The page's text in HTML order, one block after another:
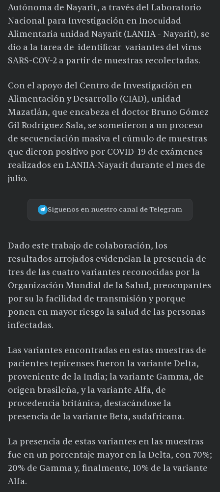
Autónoma de Nayarit, a través del Laboratorio
Nacional para Investigación en Inocuidad
Alimentaria unidad Nayarit (LANIIA - Nayarit), se
dio a la tarea de identificar variantes del virus
SARS-COV-2 a partir de muestras recolectadas.
Con el apoyo del Centro de Investigación en
Alimentación y Desarrollo (CIAD), unidad
Mazatlán, que encabeza el doctor Bruno Gómez
Gil Rodríguez Sala, se sometieron a un proceso
de secuenciación masiva el cúmulo de muestras
que dieron positivo por COVID-19 de exámenes
realizados en LANIIA-Nayarit durante el mes de
julio.
Síguenos en nuestro canal de Telegram
Dado este trabajo de colaboración, los
resultados arrojados evidencian la presencia de
tres de las cuatro variantes reconocidas por la
Organización Mundial de la Salud, preocupantes
por su la facilidad de transmisión y porque
ponen en mayor riesgo la salud de las personas
infectadas.
Las variantes encontradas en estas muestras de
pacientes tepicenses fueron la variante Delta,
proveniente de la India; la variante Gamma, de
origen brasileña, y la variante Alfa, de
procedencia británica, destacándose la
presencia de la variante Beta, sudafricana.
La presencia de estas variantes en las muestras
fue en un porcentaje mayor en la Delta, con 70%;
20% de Gamma y, finalmente, 10% de la variante
Alfa.